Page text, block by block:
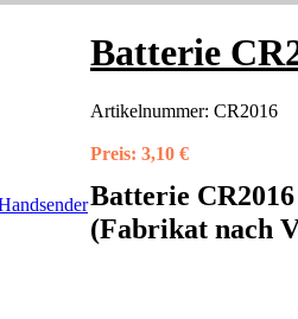
Batterie
Artikelnummer: CR2016
Preis: 3,10 €
Batterie
(Fabrikat nach